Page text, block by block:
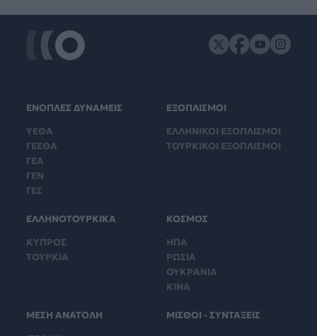
ΕΝΟΠΛΕΣ ΔΥΝΑΜΕΙΣ
ΥΕΘΑ
ΓΕΕΘΑ
ΓΕΑ
ΓΕΝ
ΓΕΣ
ΕΞΟΠΛΙΣΜΟΙ
ΕΛΛΗΝΙΚΟΙ ΕΞΟΠΛΙΣΜΟΙ
ΤΟΥΡΚΙΚΟΙ ΕΞΟΠΛΙΣΜΟΙ
ΕΛΛΗΝΟΤΟΥΡΚΙΚΑ
ΚΥΠΡΟΣ
ΤΟΥΡΚΙΑ
ΚΟΣΜΟΣ
ΗΠΑ
ΡΩΣΙΑ
ΟΥΚΡΑΝΙΑ
ΚΙΝΑ
ΜΕΣΗ ΑΝΑΤΟΛΗ
ΜΙΣΘΟΙ - ΣΥΝΤΑΞΕΙΣ